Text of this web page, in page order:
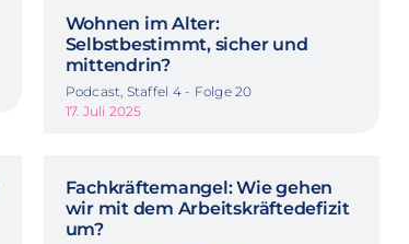
Wohnen im Alter:
Selbstbestimmt, sicher und
mittendrin?
Podcast, Staffel 4 - Folge 20
17. Juli 2025
Fachkräftemangel: Wie gehen
wir mit dem Arbeitskräftedefizit
um?